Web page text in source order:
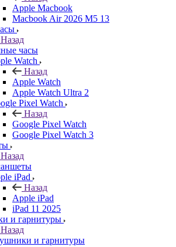
Apple Macbook
Macbook Air 2026 M5 13
Назад
часы
Watch
Назад
Apple Watch
Apple Watch Ultra 2
Pixel Watch
Назад
Google Pixel Watch
Google Pixel Watch 3
Назад
iPad
Назад
Apple iPad
iPad 11 2025
и гарнитуры
Назад
и гарнитуры